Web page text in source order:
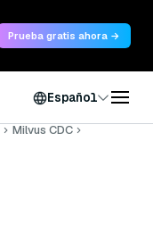
Prueba gratis ahora →
Español
Milvus CDC